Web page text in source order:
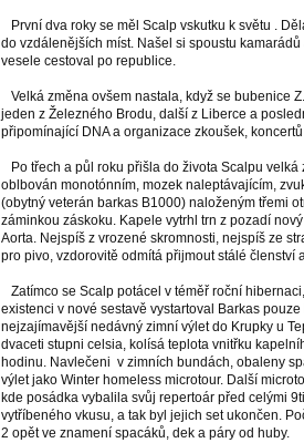
První dva roky se měl Scalp vskutku k světu .
do vzdálenějších míst. Našel si spoustu
vesele cestoval po republice.
Velká změna ovšem nastala, když se bubenice
jeden z Železného Brodu, další z Liberce a
připomínající DNA a organizace zkoušek,
Po třech a půl roku přišla do života Scalpu
oblbován monotónním, mozek naleptávajícím,
(obytný veterán barkas B1000) naloženým třemi
záminkou záskoku. Kapele vytrhl trn z pozadí
Aorta. Nejspíš z vrozené skromnosti, nejspíš ze
pro pivo, vzdorovitě odmítá přijmout stálé
Zatímco se Scalp potácel v téměř roční
existenci v nové sestavě vystartoval Barkas
nejzajímavější nedávný zimní výlet do Krupky u
dvaceti stupni celsia, kolísá teplota vnitřku
hodinu. Navlečeni v zimních bundách, obaleny
výlet jako Winter homeless microtour. Další
kde posádka vybalila svůj repertoár před celými
vytříbeného vkusu, a tak byl jejich set ukončen.
2 opět ve znamení spacáků, dek a páry od huby.